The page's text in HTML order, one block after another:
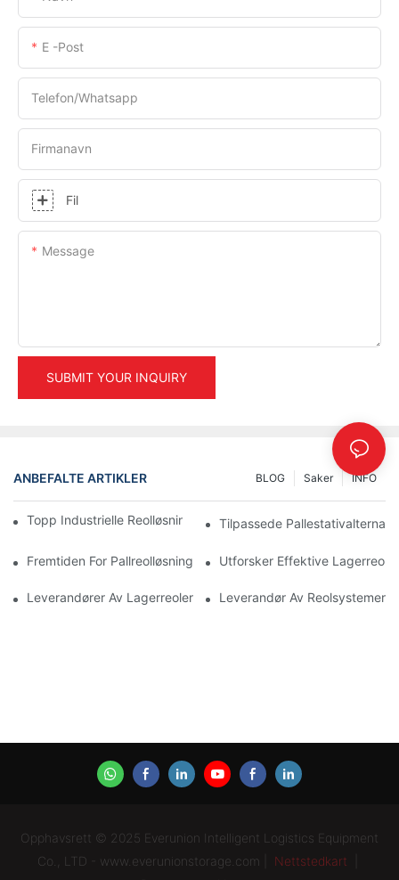
E -post
Telefon/whatsapp
Firmanavn
Fil
Message
SUBMIT YOUR INQUIRY
ANBEFALTE ARTIKLER INFO
Saker
BLOG
Topp Industrielle Reolløsninger For Effektiv Lagerstyring
Tilpassede
Fremtiden For Pallreolløsninger: Trender Og Innovasjoner
Utforsker Effektive
Leverandører Av Lagerreoler: Hva Du Bør Se Etter
Leverandør Av Reolsystemer:
Opphavsrett © 2025 Everunion Intelligent Logistics Equipment
Co., LTD - www.everunionstorage.com |
Nettstedkart